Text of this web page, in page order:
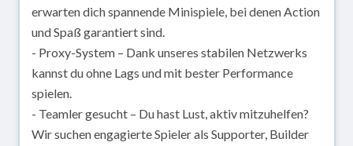
erwarten dich spannende Minispiele, bei denen Action
und Spaß garantiert sind.
- Proxy-System – Dank unseres stabilen Netzwerks
kannst du ohne Lags und mit bester Performance
spielen.
- Teamler gesucht – Du hast Lust, aktiv mitzuhelfen?
Wir suchen engagierte Spieler als Supporter, Builder